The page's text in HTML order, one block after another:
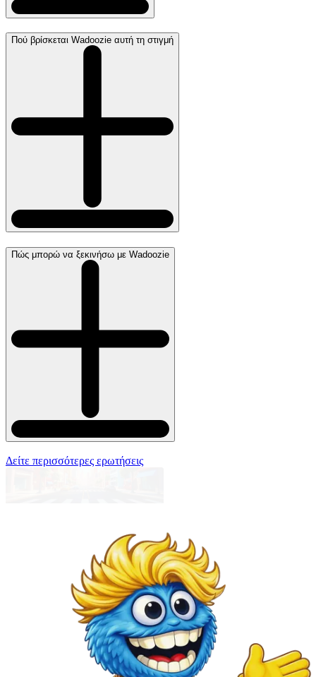
Πού βρίσκεται Wadoozie αυτή τη στιγμή
Πώς μπορώ να ξεκινήσω με Wadoozie
Δείτε περισσότερες ερωτήσεις